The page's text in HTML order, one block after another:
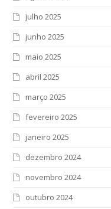
julho 2025
junho 2025
maio 2025
abril 2025
março 2025
fevereiro 2025
janeiro 2025
dezembro 2024
novembro 2024
outubro 2024